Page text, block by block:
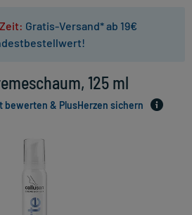
Gratis-Versand* ab 19€
125 ml
bewerten & PlusHerzen sichern